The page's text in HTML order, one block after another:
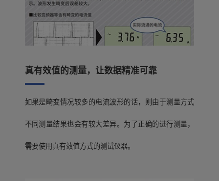
真有效值的测量，让数据精准可靠
如果是畸变情况较多的电流波形的话，则由于测量方式
不同测量结果也会有较大差异。为了正确的进行测量，
需要使用真有效值方式的测试仪器。